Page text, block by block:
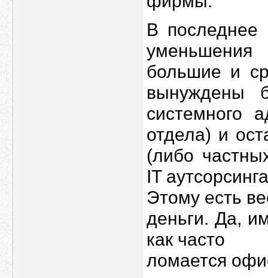
В последнее
большие и
вынуждены
системного
отдела) и
(либо
IT
Этому есть
деньги. Да,
как часто
ломается